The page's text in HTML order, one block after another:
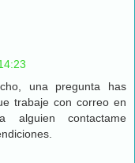
una pregunta has
trabaje con correo en
contactame